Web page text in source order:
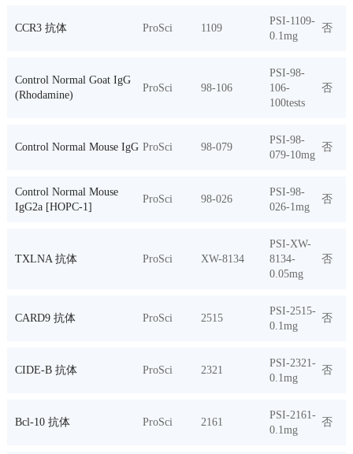
CCR3 抗体 ProSci 1109
PSI-1109-
0.1mg
否
Control Normal Goat IgG
(Rhodamine)
ProSci 98-106
PSI-98-
106-
100tests
否
Control Normal Mouse IgG ProSci 98-079
PSI-98-
079-10mg
否
Control Normal Mouse
IgG2a [HOPC-1]
ProSci 98-026
PSI-98-
026-1mg
否
TXLNA 抗体 ProSci XW-8134
PSI-XW-
8134-
0.05mg
否
CARD9 抗体 ProSci 2515
PSI-2515-
0.1mg
否
CIDE-B 抗体 ProSci 2321
PSI-2321-
0.1mg
否
Bcl-10 抗体 ProSci 2161
PSI-2161-
0.1mg
否